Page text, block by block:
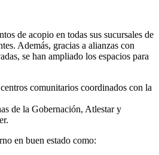
de acopio en todas sus sucursales de
Además, gracias a alianzas con
se han ampliado los espacios para
comunitarios coordinados con la
de la Gobernación, Atlestar y
en buen estado como: